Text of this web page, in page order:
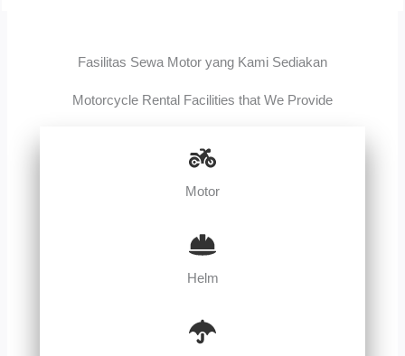
Fasilitas Sewa Motor yang Kami Sediakan
Motorcycle Rental Facilities that We Provide
Motor
Helm